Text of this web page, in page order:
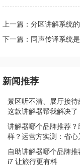
上一篇：分区讲解系统
下一篇：同声传译系统
新闻推荐
景区听不清、展厅接待
这款讲解器帮我解决了
讲解器哪个品牌推荐？
样？运营方实测：省心
自助讲解器哪个品牌
i7 让旅行更有料